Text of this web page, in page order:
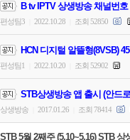
B tv IPTV 상생방송 채널번
편성팀3 2022.10.28 조회 52850
HCN 디지털 알뜰형(8VSB)
편성팀1
2022.10.20 조회 52902
STB상생방송 앱 출시 (안드
상생방송 2017.01.26 조회 78414
STB 5월 2째주 (5.10~5.16) STB